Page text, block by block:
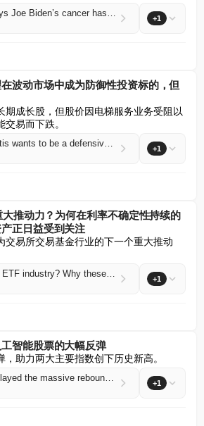
Hunter Biden says Joe Biden’s cancer has spread further and is ‘very painful’ +1
波动市场中成为防御性投资标的，但
期成长股，但股价因电梯服务业务受阻以
易而下跌。
Elevator giant Otis wants to be a defensive play in a volatile market. It has to prove itself first +1
推动力？为何在利率不确定性持续的
正日益受到关注
交易所交易基金行业的下一个重大推动
Next big push in ETF industry? Why these risk assets are gaining traction as interest rate uncertainty persists +1
智能股票的大幅反弹
，助力两大主要指数创下历史新高。
Here’s how we played the massive rebound in AI stocks this week +1